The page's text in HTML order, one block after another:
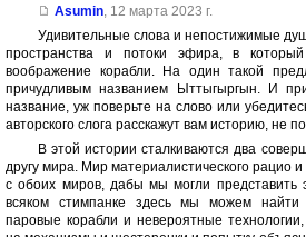
Asumin, 12 марта 2023 г.
Удивительные слова и непостижимые
пространства и потоки эфира, в
воображение корабли. На один такой
причудливым названием Ыттыгыргын. И
название, уж поверьте на слово или
авторского слога расскажут вам историю, не
В этой истории сталкиваются два
другу мира. Мир материалистического рацио
с обоих миров, дабы мы могли представить
всяком стимпанке здесь мы можем
паровые корабли и невероятные